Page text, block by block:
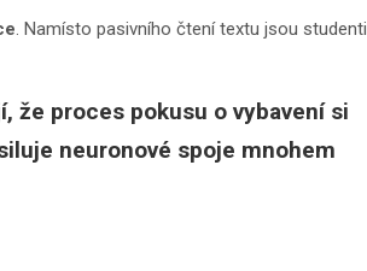
. Namísto pasivního čtení textu jsou studenti
že proces pokusu o vybavení si
neuronové spoje mnohem